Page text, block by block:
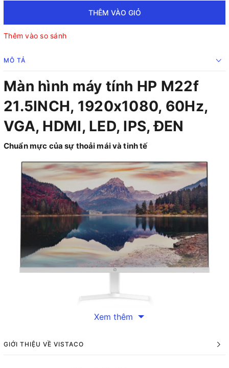
THÊM VÀO GIỎ
Thêm vào so sánh
MÔ TẢ
Màn hình máy tính HP M22f
21.5INCH, 1920x1080, 60Hz,
VGA, HDMI, LED, IPS, ĐEN
Chuẩn mực của sự thoải mái và tinh tế
chọn hoàn hảo cho không gian làm việc hiện đại với thiết kế
Xem thêm
GIỚI THIỆU VỀ VISTACO